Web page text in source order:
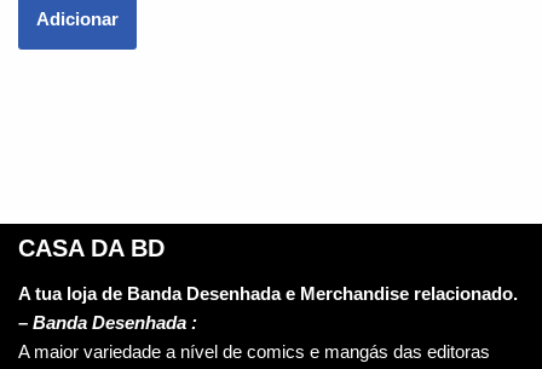
Adicionar
CASA DA BD
A tua loja de Banda Desenhada e Merchandise relacionado.
– Banda Desenhada :
A maior variedade a nível de comics e mangás das editoras